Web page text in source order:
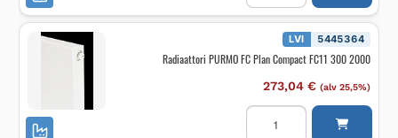
Plan
Compact
2600
LVI 5445364
Radiaattori PURMO FC Plan Compact FC11 300 2000
273,04 € (alv 25,5%)
Radiaattori
PURMO